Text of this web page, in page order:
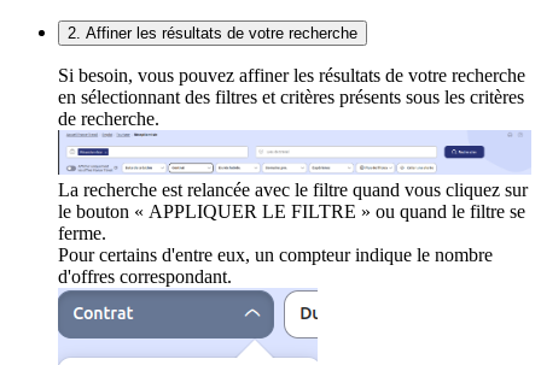
2. Affiner les résultats de votre recherche
Si besoin, vous pouvez affiner les résultats de votre recherche
en sélectionnant des filtres et critères présents sous les critères
de recherche.
La recherche est relancée avec le filtre quand vous cliquez sur
le bouton « APPLIQUER LE FILTRE » ou quand le filtre se
ferme.
Pour certains d'entre eux, un compteur indique le nombre
d'offres correspondant.